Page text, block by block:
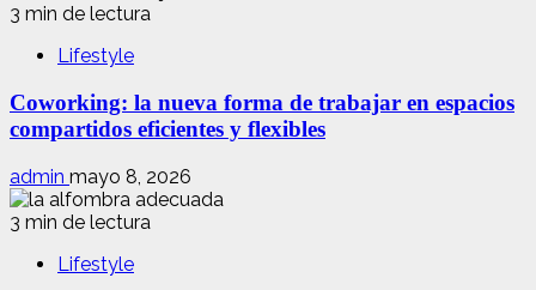
3 min de lectura
Lifestyle
Coworking: la nueva forma de trabajar en espacios
compartidos eficientes y flexibles
admin mayo 8, 2026
3 min de lectura
Lifestyle